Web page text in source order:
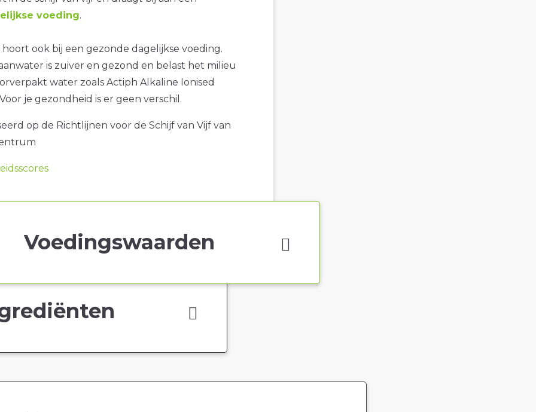
voeding.
ook bij een gezonde dagelijkse voeding.
is zuiver en gezond en belast het milieu
water zoals Actiph Alkaline Ionised
je gezondheid is er geen verschil.
op de Richtlijnen voor de Schijf van Vijf van
Voedingswaarden